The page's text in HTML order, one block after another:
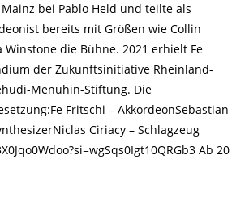
bei Pablo Held und teilte als
bereits mit Größen wie Collin
Winstone die Bühne. 2021 erhielt Fe
der Zukunftsinitiative Rheinland-
Menuhin-Stiftung. Die
Fritschi – AkkordeonSebastian
Ciriacy – Schlagzeug
Ab 20